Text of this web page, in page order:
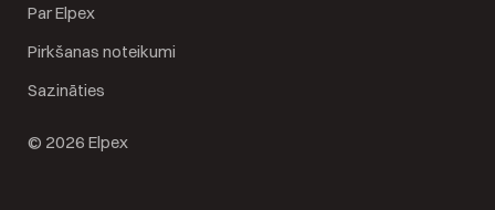
Par Elpex
Pirkšanas noteikumi
Sazināties
© 2026 Elpex